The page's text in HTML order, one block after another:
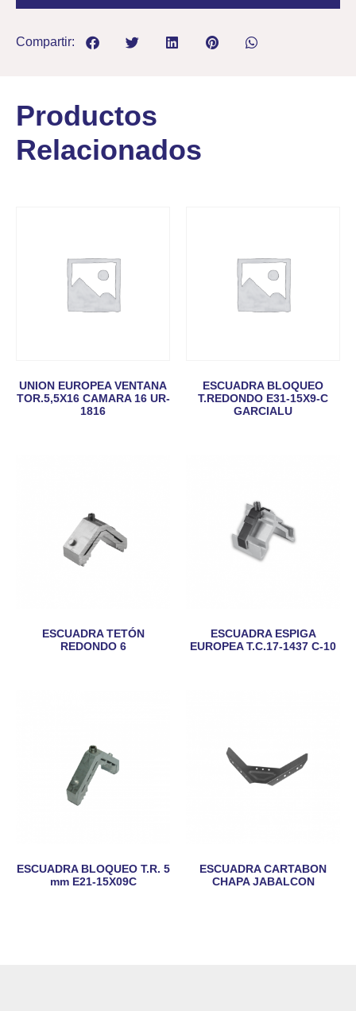
Compartir:
Productos
Relacionados
UNION EUROPEA VENTANA
TOR.5,5X16 CAMARA 16 UR-
1816
ESCUADRA BLOQUEO
T.REDONDO E31-15X9-C
GARCIALU
ESCUADRA TETÓN
REDONDO 6
ESCUADRA ESPIGA
EUROPEA T.C.17-1437 C-10
ESCUADRA BLOQUEO T.R. 5
mm E21-15X09C
ESCUADRA CARTABON
CHAPA JABALCON